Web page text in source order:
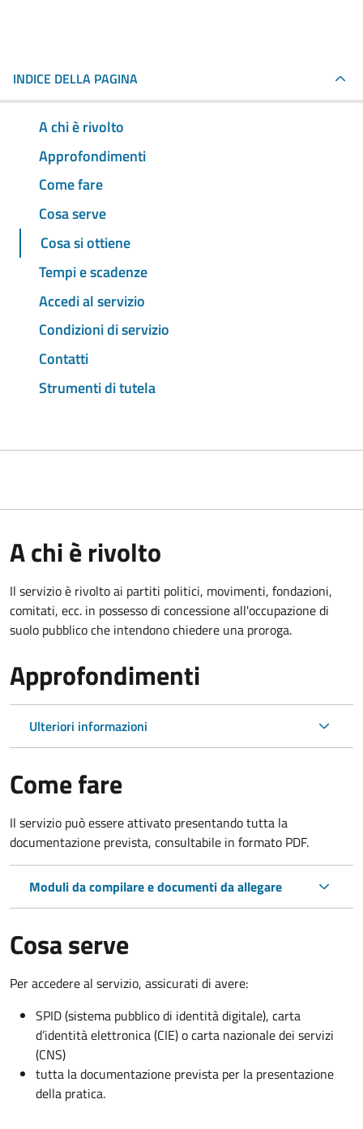
INDICE DELLA PAGINA
A chi è rivolto
Approfondimenti
Come fare
Cosa serve
Cosa si ottiene
Tempi e scadenze
Accedi al servizio
Condizioni di servizio
Contatti
Strumenti di tutela
A chi è rivolto
Il servizio è rivolto ai partiti politici, movimenti, fondazioni,
comitati, ecc. in possesso di concessione all'occupazione di
suolo pubblico che intendono chiedere una proroga.
Approfondimenti
Ulteriori informazioni
Come fare
Il servizio può essere attivato presentando tutta la
documentazione prevista, consultabile in formato PDF.
Moduli da compilare e documenti da allegare
Cosa serve
Per accedere al servizio, assicurati di avere:
SPID (sistema pubblico di identità digitale), carta
d’identità elettronica (CIE) o carta nazionale dei servizi
(CNS)
tutta la documentazione prevista per la presentazione
della pratica.